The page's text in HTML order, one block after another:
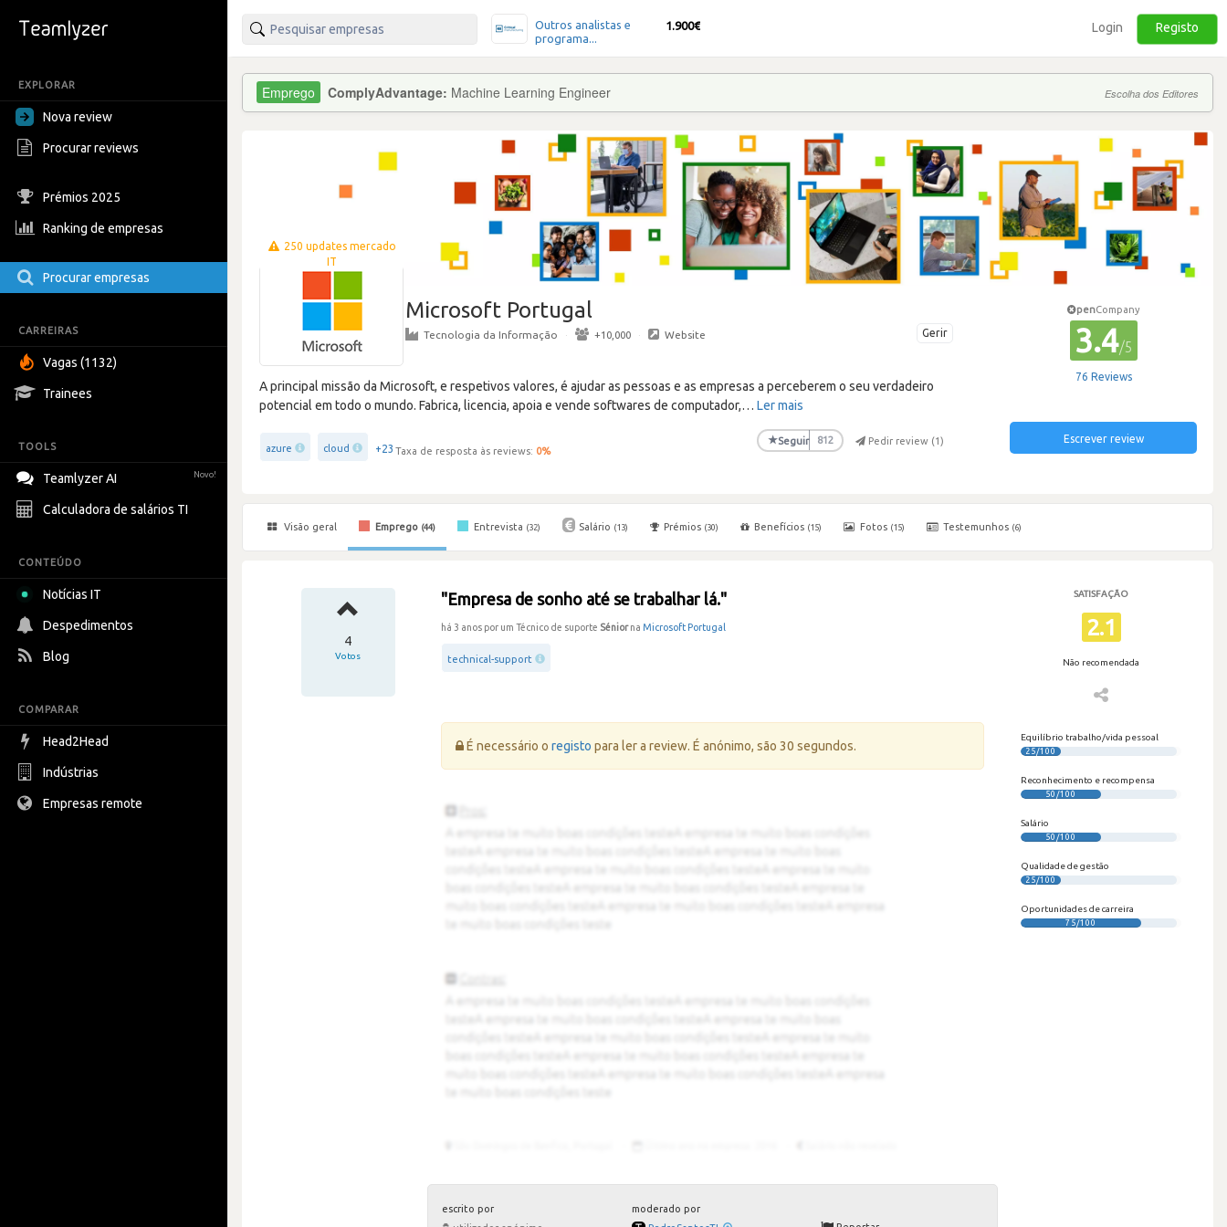
EXPLORAR
Nova review
Procurar reviews
Prémios 2025
Ranking de empresas
Procurar empresas
CARREIRAS
Vagas (1132)
Trainees
TOOLS
Teamlyzer AI Novo!
Calculadora de salários TI
CONTEÚDO
Notícias IT
Despedimentos
Blog
COMPARAR
Head2Head
Indústrias
Empresas remote
Outros analistas e
programa...
1.900€ Login Registo
ComplyAdvantage: Machine Learning Engineer Escolha dos Editores
250 updates mercado
IT
Microsoft Portugal
Gerir
Tecnologia da Informação · +10,000 · Website
A principal missão da Microsoft, e respetivos valores, é ajudar as pessoas e as empresas a perceberem o seu verdadeiro
potencial em todo o mundo. Fabrica, licencia, apoia e vende softwares de computador,… Ler mais
azure cloud +23 Taxa de resposta às reviews: 0%
★Seguir 812 Pedir review (1)
penCompany
3.4/5
76 Reviews
Escrever review
Visão geral Emprego (44) Entrevista (32) Salário (13) Prémios (30) Benefícios (15) Fotos (15) Testemunhos (6)
4
Votos
"Empresa de sonho até se trabalhar lá."
há 3 anos por um Técnico de suporte Séniorna Microsoft Portugal
technical-support
SATISFAÇÃO
2.1
Não recomendada
Erro:
É necessário oregisto para ler a review. É anónimo, são 30 segundos.
Equilíbrio trabalho/vida pessoal
25/100
Reconhecimento e recompensa
50/100
Salário
50/100
Qualidade de gestão
25/100
Oportunidades de carreira
75/100
escrito por
moderado por